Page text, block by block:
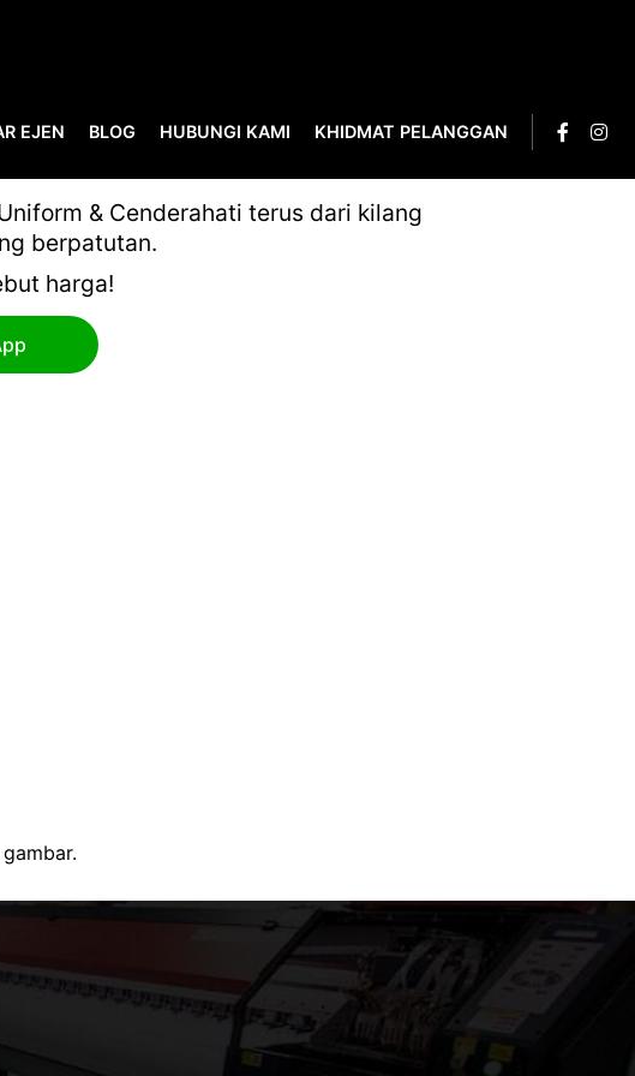
EJEN BLOG HUBUNGI KAMI KHIDMAT PELANGGAN
& Cenderahati terus dari kilang
berpatutan.
harga!